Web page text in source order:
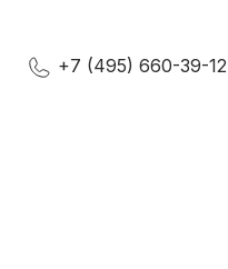
+7 (495) 660-39-12